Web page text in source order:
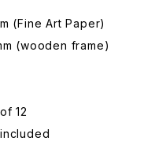
(Fine Art Paper)
(wooden frame)
12